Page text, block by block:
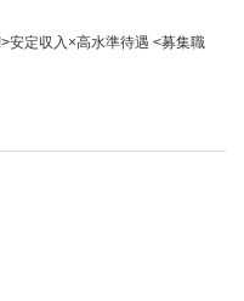
安定収入×高水準待遇 <募集職